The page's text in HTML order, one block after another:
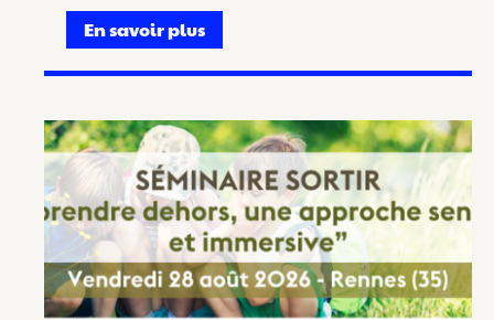
En savoir plus